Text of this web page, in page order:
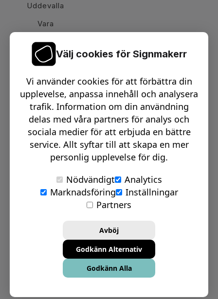
Uddevalla
Vara
Email:info@signmakerr.se
PSST, HÄNG MED PÅ VÅR RESA!
© Signmakerr 2022 - 2026
Integritetspolicy
Ansvarsfullt avslöjandepolicy
Bolagsinformation
Välj cookies för Signmakerr
Vi använder cookies för att förbättra din
upplevelse, anpassa innehåll och analysera
trafik. Information om din användning
delas med våra partners för analys och
sociala medier för att erbjuda en bättre
service. Allt syftar till att skapa en mer
personlig upplevelse för dig.
Nödvändigt
Analytics
Marknadsföring
Inställningar
Partners
Avböj
Godkänn Alternativ
Godkänn Alla